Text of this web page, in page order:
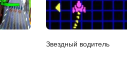
Звездный водитель